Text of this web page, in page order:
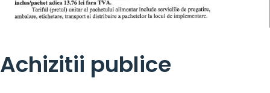
Achizitii publice